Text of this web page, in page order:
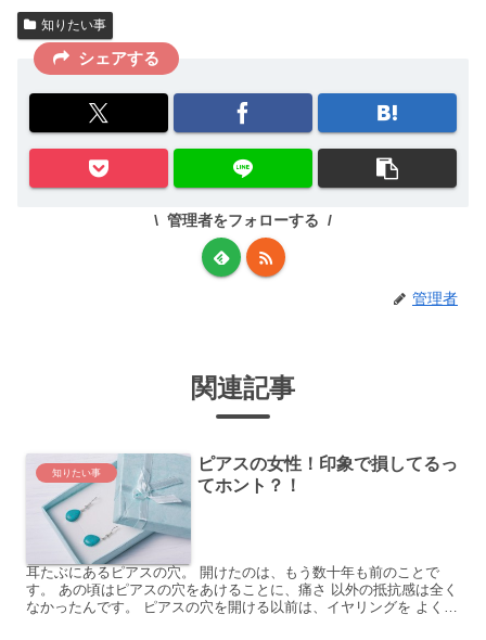
知りたい事
シェアする
管理者をフォローする
管理者
関連記事
知りたい事
ピアスの女性！印象で損してるっ
てホント？！
耳たぶにあるピアスの穴。 開けたのは、もう数十年も前のことで
す。 あの頃はピアスの穴をあけることに、痛さ 以外の抵抗感は全く
なかったんです。 ピアスの穴を開ける以前は、イヤリングを よく付